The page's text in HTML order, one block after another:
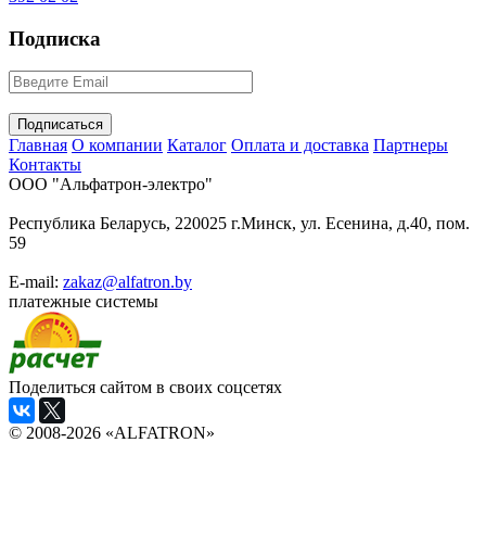
Подписка
Главная О компании Каталог Оплата и доставка Партнеры
Контакты
ООО "Альфатрон-электро"
Республика Беларусь, 220025 г.Минск, ул. Есенина, д.40, пом.
59
E-mail: zakaz@alfatron.by
платежные системы
Поделиться сайтом в своих соцсетях
© 2008-2026 «ALFATRON»